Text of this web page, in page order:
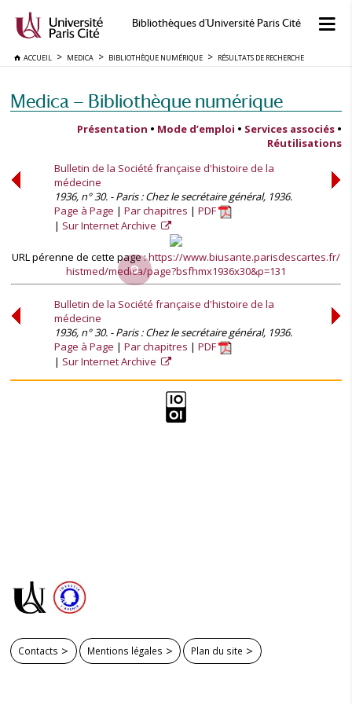
Bibliothèques d'Université Paris Cité
ACCUEIL MEDICA BIBLIOTHÈQUE NUMÉRIQUE RÉSULTATS DE RECHERCHE
Medica — Bibliothèque numérique
Présentation • Mode d’emploi • Services associés •
Réutilisations
Bulletin de la Société française d'histoire de la
médecine
1936, n° 30. - Paris : Chez le secrétaire général, 1936.
Page à Page
Par chapitres
PDF
Sur Internet Archive
URL pérenne de cette page :https://www.biusante.parisdescartes.fr/
histmed/medica/page?bsfhmx1936x30&p=131
Bulletin de la Société française d'histoire de la
médecine
1936, n° 30. - Paris : Chez le secrétaire général, 1936.
Page à Page
Par chapitres
PDF
Sur Internet Archive
Contacts Mentions légales Plan du site